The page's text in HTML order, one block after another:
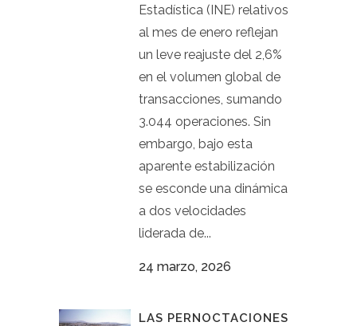
Estadística (INE) relativos
al mes de enero reflejan
un leve reajuste del 2,6%
en el volumen global de
transacciones, sumando
3.044 operaciones. Sin
embargo, bajo esta
aparente estabilización
se esconde una dinámica
a dos velocidades
liderada de...
24 marzo, 2026
LAS PERNOCTACIONES